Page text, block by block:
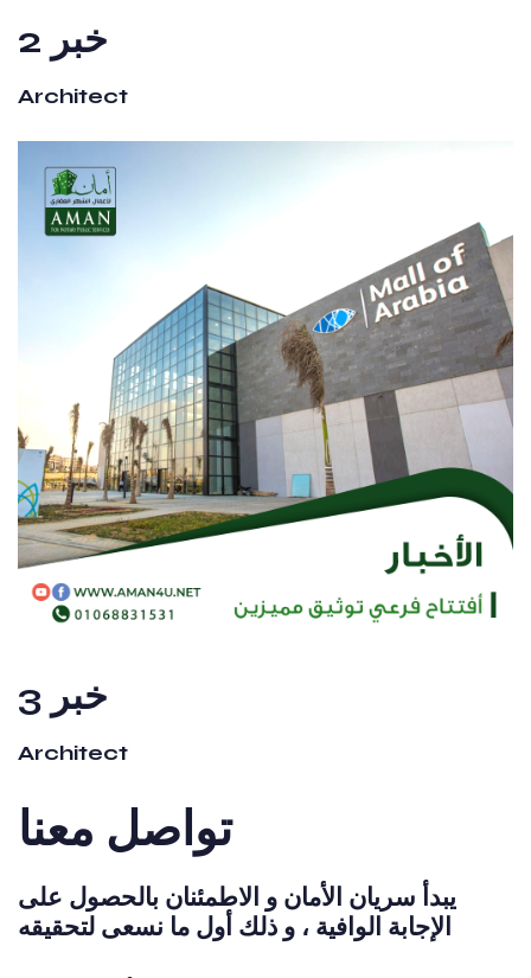
خبر 2
Architect
خبر 3
Architect
تواصل معنا
يبدأ سريان الأمان و الاطمئنان بالحصول على
الإجابة الوافية ، و ذلك أول ما نسعى لتحقيقه